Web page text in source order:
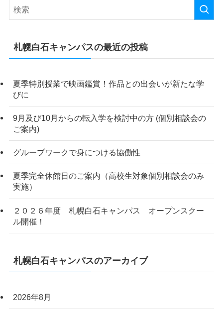
札幌白石キャンパスの最近の投稿
夏季特別授業で映画鑑賞！作品との出会いが新たな学
びに
9月及び10月からの転入学を検討中の方 (個別相談会の
ご案内)
グループワークで身につける協働性
夏季完全休館日のご案内（高校生対象個別相談会のみ
実施）
２０２６年度 札幌白石キャンパス オープンスクー
ル開催！
札幌白石キャンパスのアーカイブ
2026年8月